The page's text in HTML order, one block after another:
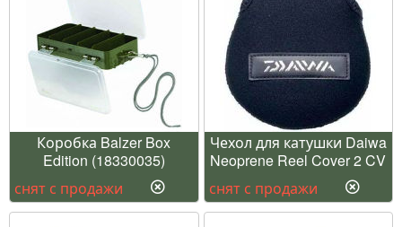
Коробка Balzer Box
Edition (18330035)
снят с продажи
Чехол для катушки Daiwa
Neoprene Reel Cover 2 CV
снят с продажи